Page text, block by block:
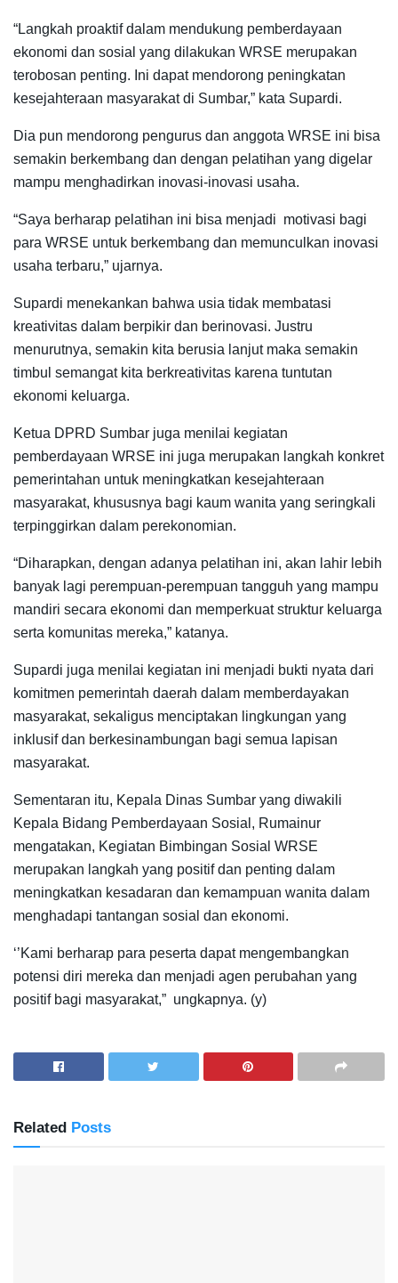
“Langkah proaktif dalam mendukung pemberdayaan
ekonomi dan sosial yang dilakukan WRSE merupakan
terobosan penting. Ini dapat mendorong peningkatan
kesejahteraan masyarakat di Sumbar,” kata Supardi.
Dia pun mendorong pengurus dan anggota WRSE ini bisa
semakin berkembang dan dengan pelatihan yang digelar
mampu menghadirkan inovasi-inovasi usaha.
“Saya berharap pelatihan ini bisa menjadi motivasi bagi
para WRSE untuk berkembang dan memunculkan inovasi
usaha terbaru,” ujarnya.
Supardi menekankan bahwa usia tidak membatasi
kreativitas dalam berpikir dan berinovasi. Justru
menurutnya, semakin kita berusia lanjut maka semakin
timbul semangat kita berkreativitas karena tuntutan
ekonomi keluarga.
Ketua DPRD Sumbar juga menilai kegiatan
pemberdayaan WRSE ini juga merupakan langkah konkret
pemerintahan untuk meningkatkan kesejahteraan
masyarakat, khususnya bagi kaum wanita yang seringkali
terpinggirkan dalam perekonomian.
“Diharapkan, dengan adanya pelatihan ini, akan lahir lebih
banyak lagi perempuan-perempuan tangguh yang mampu
mandiri secara ekonomi dan memperkuat struktur keluarga
serta komunitas mereka,” katanya.
Supardi juga menilai kegiatan ini menjadi bukti nyata dari
komitmen pemerintah daerah dalam memberdayakan
masyarakat, sekaligus menciptakan lingkungan yang
inklusif dan berkesinambungan bagi semua lapisan
masyarakat.
Sementaran itu, Kepala Dinas Sumbar yang diwakili
Kepala Bidang Pemberdayaan Sosial, Rumainur
mengatakan, Kegiatan Bimbingan Sosial WRSE
merupakan langkah yang positif dan penting dalam
meningkatkan kesadaran dan kemampuan wanita dalam
menghadapi tantangan sosial dan ekonomi.
‘’Kami berharap para peserta dapat mengembangkan
potensi diri mereka dan menjadi agen perubahan yang
positif bagi masyarakat,” ungkapnya. (y)
Related Posts